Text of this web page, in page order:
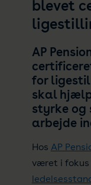
blevet
AP
for
skal
styrke og
arbejde
Hos AP
været i fokus